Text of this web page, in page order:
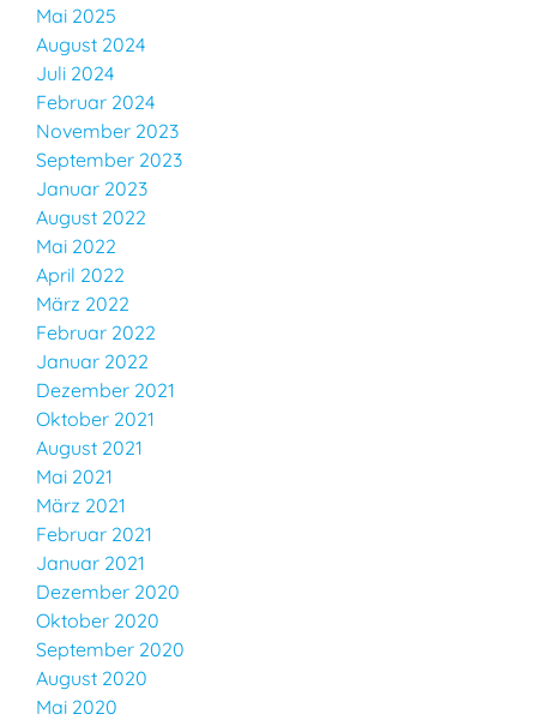
Mai 2025
August 2024
Juli 2024
Februar 2024
November 2023
September 2023
Januar 2023
August 2022
Mai 2022
April 2022
März 2022
Februar 2022
Januar 2022
Dezember 2021
Oktober 2021
August 2021
Mai 2021
März 2021
Februar 2021
Januar 2021
Dezember 2020
Oktober 2020
September 2020
August 2020
Mai 2020